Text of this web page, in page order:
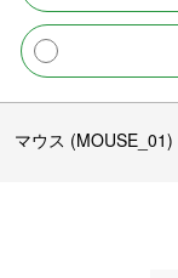
マウス (MOUSE_01)